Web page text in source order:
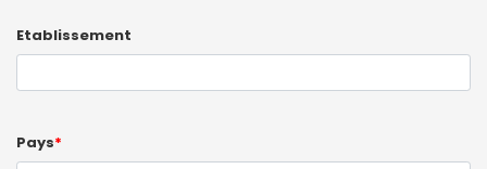
Etablissement
Pays*